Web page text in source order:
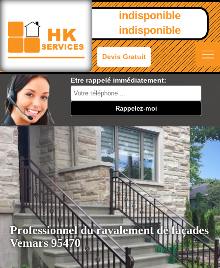
indisponible
indisponible
Devis Gratuit
Etre rappelé immédiatement:
Professionnel du ravalement de façades
Vemars 95470